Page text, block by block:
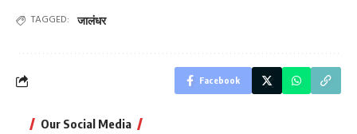
TAGGED: जालंधर
Facebook
Our Social Media